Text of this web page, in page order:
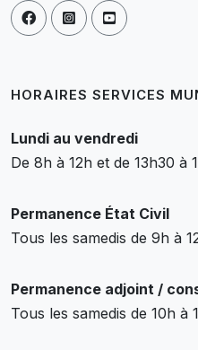
HORAIRES SERVICES
Lundi au vendredi
De 8h à 12h et de 13h30 à
Permanence État Civil
Tous les samedis de 9h à
Permanence adjoint /
Tous les samedis de 10h à